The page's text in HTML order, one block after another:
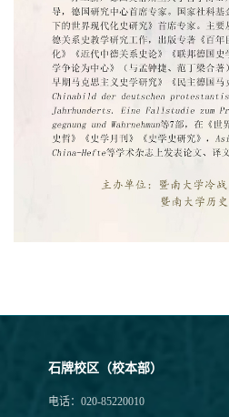
石牌校区（校本部）
电话：020-85220010